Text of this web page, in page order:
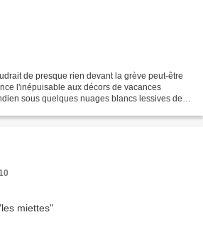
de presque rien devant la grève peut-être
l'inépuisable aux décors de vacances
sous quelques nuages blancs lessives de